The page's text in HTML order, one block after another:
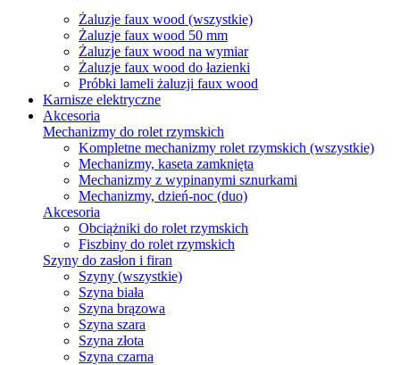
Żaluzje faux wood (wszystkie)
Żaluzje faux wood 50 mm
Żaluzje faux wood na wymiar
Żaluzje faux wood do łazienki
Próbki lameli żaluzji faux wood
Karnisze elektryczne
Akcesoria
Mechanizmy do rolet rzymskich
Kompletne mechanizmy rolet rzymskich (wszystkie)
Mechanizmy, kaseta zamknięta
Mechanizmy z wypinanymi sznurkami
Mechanizmy, dzień-noc (duo)
Akcesoria
Obciążniki do rolet rzymskich
Fiszbiny do rolet rzymskich
Szyny do zasłon i firan
Szyny (wszystkie)
Szyna biała
Szyna brązowa
Szyna szara
Szyna złota
Szyna czarna